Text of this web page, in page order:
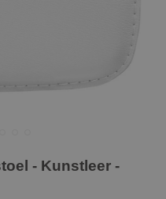
- Kunstleer -